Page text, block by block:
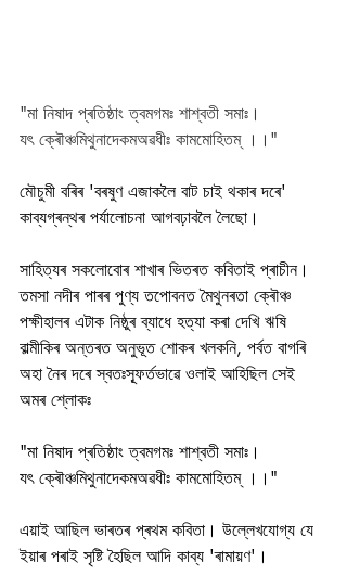
"মা নিষাদ প্ৰতিষ্ঠাং ত্বমগমঃ শাশ্বতী সমাঃ।
যৎ ক্ৰৌঞ্চমিথুনাদেকমঅৱধীঃ কামমোহিতম্ ।।"
মৌচুমী বৰিৰ 'বৰষুণ এজাকলৈ বাট চাই থকাৰ দৰে'
কাব্যগ্ৰন্থৰ পৰ্যালোচনা আগবঢ়াবলৈ লৈছো।
সাহিত্যৰ সকলোবোৰ শাখাৰ ভিতৰত কবিতাই প্ৰাচীন।
তমসা নদীৰ পাৰৰ পুণ্য তপোবনত মৈথুনৰতা ক্ৰৌঞ্চ
পক্ষীহালৰ এটাক নিষ্ঠুৰ ব্যাধে হত্যা কৰা দেখি ঋষি
বাল্মীকিৰ অন্তৰত অনুভূত শোকৰ খলকনি, পৰ্বত বাগৰি
অহা নৈৰ দৰে স্বতঃস্ফূৰ্তভাৱে ওলাই আহিছিল সেই
অমৰ শ্লোকঃ
"মা নিষাদ প্ৰতিষ্ঠাং ত্বমগমঃ শাশ্বতী সমাঃ।
যৎ ক্ৰৌঞ্চমিথুনাদেকমঅৱধীঃ কামমোহিতম্ ।।"
এয়াই আছিল ভাৰতৰ প্ৰথম কবিতা। উল্লেখযোগ্য যে
ইয়াৰ পৰাই সৃষ্টি হৈছিল আদি কাব্য 'ৰামায়ণ'।